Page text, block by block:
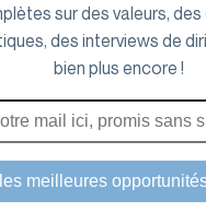
George V, 75008 Paris
actionnaire
© 2024 Euroland Corporate
sur des valeurs,
des interviews de
bien plus encore !